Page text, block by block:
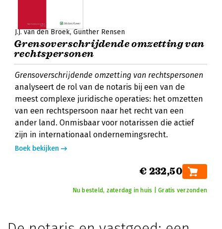
J.J. van den Broek Gunther Rensen
Grensoverschrijdende omzetting van
rechtspersonen
Grensoverschrijdende omzetting van rechtspersonen
analyseert de rol van de notaris bij een van de
meest complexe juridische operaties: het omzetten
van een rechtspersoon naar het recht van een
ander land. Onmisbaar voor notarissen die actief
zijn in internationaal ondernemingsrecht.
Boek bekijken
€ 232,50
Nu besteld, zaterdag in huis | Gratis verzonden